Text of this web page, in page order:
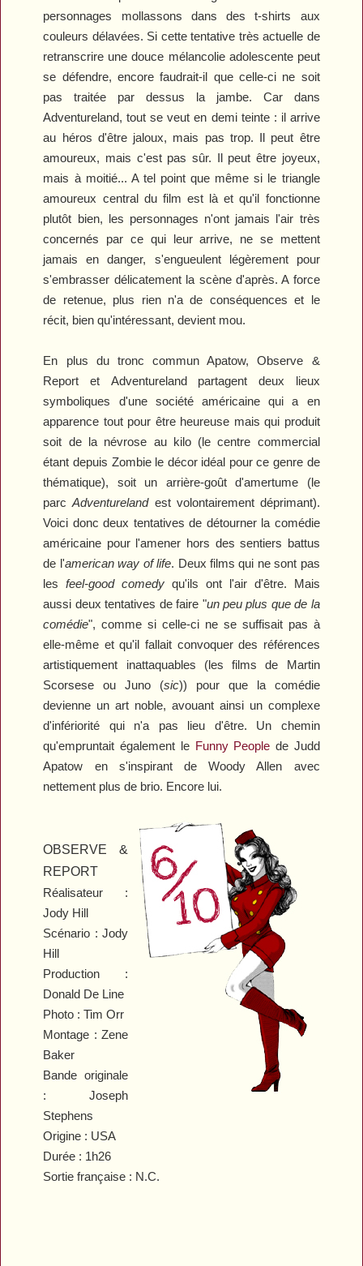
personnages mollassons dans des t-shirts aux
couleurs délavées. Si cette tentative très actuelle de
retranscrire une douce mélancolie adolescente peut
se défendre, encore faudrait-il que celle-ci ne soit
pas traitée par dessus la jambe. Car dans
Adventureland, tout se veut en demi teinte : il arrive
au héros d'être jaloux, mais pas trop. Il peut être
amoureux, mais c'est pas sûr. Il peut être joyeux,
mais à moitié... A tel point que même si le triangle
amoureux central du film est là et qu'il fonctionne
plutôt bien, les personnages n'ont jamais l'air très
concernés par ce qui leur arrive, ne se mettent
jamais en danger, s'engueulent légèrement pour
s'embrasser délicatement la scène d'après. A force
de retenue, plus rien n'a de conséquences et le
récit, bien qu'intéressant, devient mou.
En plus du tronc commun Apatow,Observe &
Report et Adventurelandpartagent deux lieux
symboliques d'une société américaine qui a en
apparence tout pour être heureuse mais qui produit
soit de la névrose au kilo (le centre commercial
étant depuis Zombiele décor idéal pour ce genre de
thématique), soit un arrière-goût d'amertume (le
parcAdventurelandest volontairement déprimant).
Voici donc deux tentatives de détourner la comédie
américaine pour l'amener hors des sentiers battus
de l'american way of life. Deux films qui ne sont pas
lesfeel-good comedy qu'ils ont l'air d'être. Mais
aussi deux tentatives de faire "un peu plus que de la
comédie", comme si celle-ci ne se suffisait pas à
elle-même et qu'il fallait convoquer des références
artistiquement inattaquables (les films de Martin
Scorsese ouJuno (sic)) pour que la comédie
devienne un art noble, avouant ainsi un complexe
d'infériorité qui n'a pas lieu d'être. Un chemin
qu'empruntait également le Funny People de Judd
Apatow en s'inspirant de Woody Allen avec
nettement plus de brio. Encore lui.
OBSERVE &
REPORT
Réalisateur :
Jody Hill
Scénario : Jody
Hill
Production :
Donald De Line
Photo : Tim Orr
Montage : Zene
Baker
Bande originale
: Joseph
Stephens
Origine : USA
Durée : 1h26
Sortie française : N.C.